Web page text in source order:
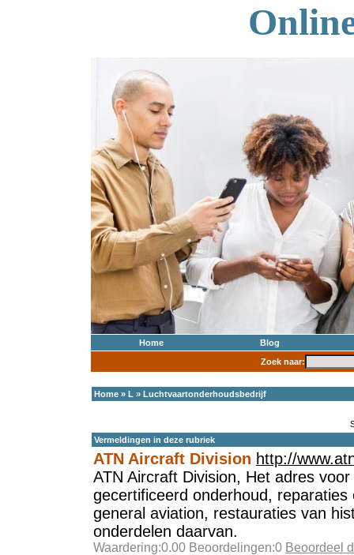
Home
Blog
Zoek naar:
Home » L » Luchtvaartonderhoudsbedrijf
Vermeldingen in deze rubriek
ATN Aircraft Division http://
ATN Aircraft Division, Het adres
gecertificeerd onderhoud,
general aviation, restauraties van
onderdelen daarvan.
Waardering:0.00 Beoordelingen:0 Beoordeel